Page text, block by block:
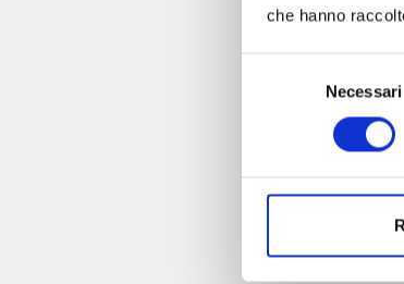
che hanno
Necessari